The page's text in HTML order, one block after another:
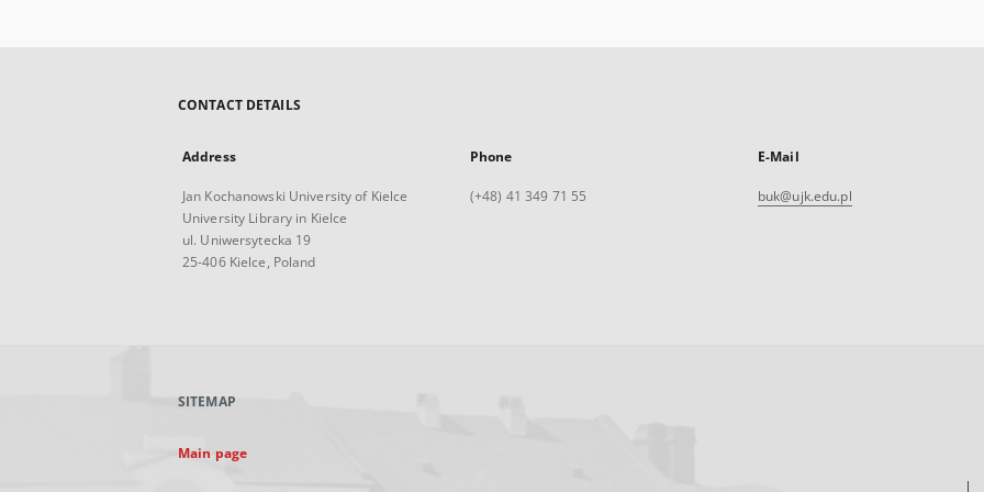
CONTACT DETAILS
Address
Jan Kochanowski University of Kielce
University Library in Kielce
ul. Uniwersytecka 19
25-406 Kielce, Poland
Phone
(+48) 41 349 71 55
E-Mail
buk@ujk.edu.pl
SITEMAP
Main page